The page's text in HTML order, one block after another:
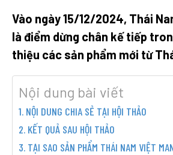
Vào ngày 15/12/2024, Thái
là điểm dừng chân kế tiếp
thiệu các sản phẩm mới từ
Nội dung bài viết
NỘI DUNG CHIA SẺ TẠI HỘI THẢO
KẾT QUẢ SAU HỘI THẢO
TẠI SAO SẢN PHẨM THÁI NAM VIỆT